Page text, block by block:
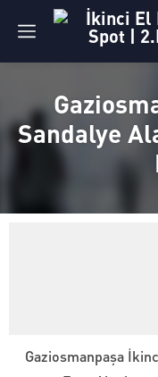
Sandalye
Gaziosmanpaşa